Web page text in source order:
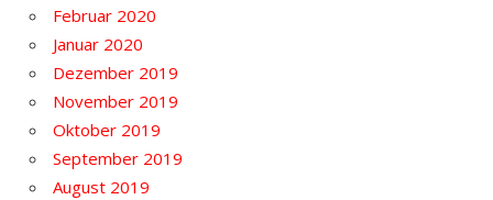
Februar 2020
Januar 2020
Dezember 2019
November 2019
Oktober 2019
September 2019
August 2019